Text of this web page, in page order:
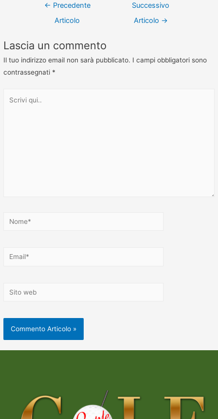
← Precedente
Articolo
Successivo
Articolo →
Lascia un commento
Il tuo indirizzo email non sarà pubblicato. I campi obbligatori sono
contrassegnati *